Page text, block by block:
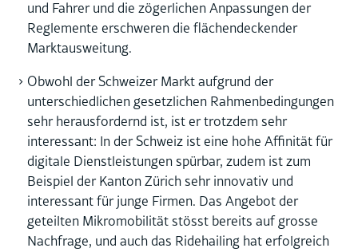
und Fahrer und die zögerlichen Anpassungen der
Reglemente erschweren die flächendeckender
Marktausweitung.
Obwohl der Schweizer Markt aufgrund der
unterschiedlichen gesetzlichen Rahmenbedingungen
sehr herausfordernd ist, ist er trotzdem sehr
interessant: In der Schweiz ist eine hohe Affinität für
digitale Dienstleistungen spürbar, zudem ist zum
Beispiel der Kanton Zürich sehr innovativ und
interessant für junge Firmen. Das Angebot der
geteilten Mikromobilität stösst bereits auf grosse
Nachfrage, und auch das Ridehailing hat erfolgreich